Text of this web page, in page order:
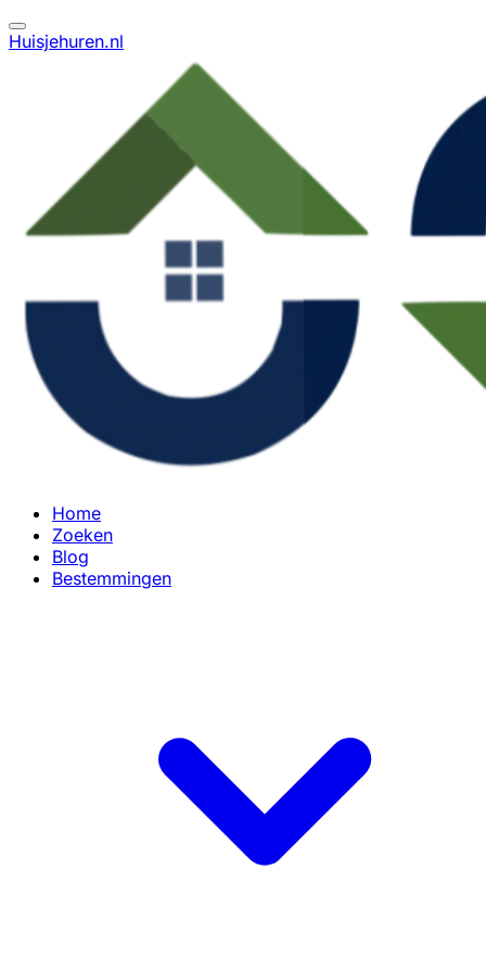
Huisjehuren.nl
Home
Zoeken
Blog
Bestemmingen